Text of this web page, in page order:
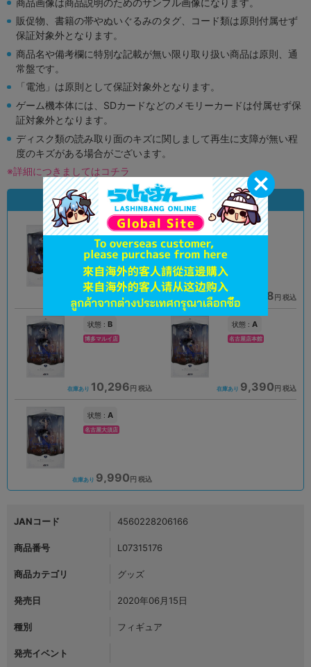
販促物、書籍の帯やぬいぐるみのタグ、コード類は原則付属せず
保証対象外となります。
商品名や備考欄に特別な記載が無い限り取り扱い商品は原則、通
常盤です。
「電池」は原則として保証対象外となります。
ゲーム機本体には、SDカードなどのメモリーカードは付属せず保
証対象外となります。
ディスク類の読み取り面のキズに関しまして再生に支障が無い程
度のキズがある場合がございます。
※詳細につきましてはコチラ
状態違いの同一商品
状態 : A
オンライン
12,900 円 税込
状態 :A
在庫あり 16,038 円 税込
状態 : B
博多マルイ店
在庫あり 10,296 円 税込
状態 : A
名古屋店本館
在庫あり 9,390 円 税込
状態 : A
名古屋大須店
在庫あり 9,990 円 税込
JANコード 4560228206166
商品番号 L07315176
商品カテゴリ グッズ
発売日 2020年06月15日
種別 フィギュア
発売イベント